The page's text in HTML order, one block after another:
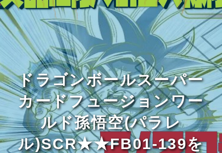
ドラゴンボールスーパー
カードフュージョンワー
ルド孫悟空(パラレ
ル)SCR★★FB01-139を